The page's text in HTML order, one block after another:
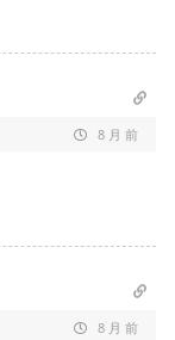
8 月 前
8 月 前